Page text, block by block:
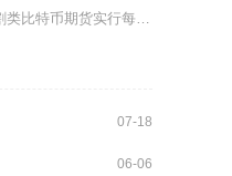
主流合规交割类比特币期货实行每日结算制度，永续比特币期货无每日盈亏结算规则，依靠定期资金费
07-18
06-06